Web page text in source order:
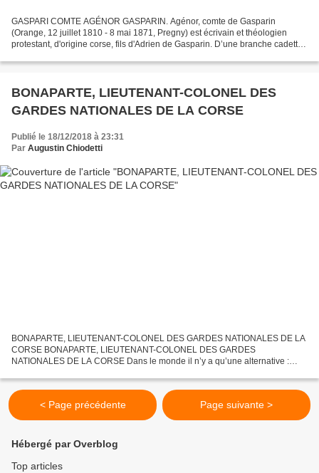
GASPARI COMTE AGÉNOR GASPARIN. Agénor, comte de Gasparin
(Orange, 12 juillet 1810 - 8 mai 1871, Pregny) est écrivain et théologien
protestant, d'origine corse, fils d'Adrien de Gasparin. D’une branche cadette
BONAPARTE, LIEUTENANT-COLONEL DES
GARDES NATIONALES DE LA CORSE
Publié le 18/12/2018 à 23:31
Par Augustin Chiodetti
BONAPARTE, LIEUTENANT-COLONEL DES GARDES NATIONALES DE LA
CORSE BONAPARTE, LIEUTENANT-COLONEL DES GARDES
NATIONALES DE LA CORSE Dans le monde il n’y a qu’une alternative :
d’abord...
< Page précédente Page suivante >
Hébergé par Overblog
Top articles